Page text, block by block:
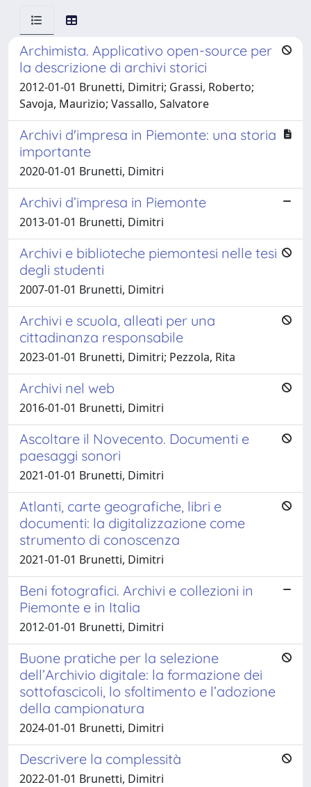
Archimista. Applicativo open-source per
la descrizione di archivi storici
2012-01-01 Brunetti, Dimitri; Grassi, Roberto;
Savoja, Maurizio; Vassallo, Salvatore
Archivi d'impresa in Piemonte: una storia
importante
2020-01-01 Brunetti, Dimitri
Archivi d’impresa in Piemonte
2013-01-01 Brunetti, Dimitri
Archivi e biblioteche piemontesi nelle tesi
degli studenti
2007-01-01 Brunetti, Dimitri
Archivi e scuola, alleati per una
cittadinanza responsabile
2023-01-01 Brunetti, Dimitri; Pezzola, Rita
Archivi nel web
2016-01-01 Brunetti, Dimitri
Ascoltare il Novecento. Documenti e
paesaggi sonori
2021-01-01 Brunetti, Dimitri
Atlanti, carte geografiche, libri e
documenti: la digitalizzazione come
strumento di conoscenza
2021-01-01 Brunetti, Dimitri
Beni fotografici. Archivi e collezioni in
Piemonte e in Italia
2012-01-01 Brunetti, Dimitri
Buone pratiche per la selezione
dell’Archivio digitale: la formazione dei
sottofascicoli, lo sfoltimento e l’adozione
della campionatura
2024-01-01 Brunetti, Dimitri
Descrivere la complessità
2022-01-01 Brunetti, Dimitri